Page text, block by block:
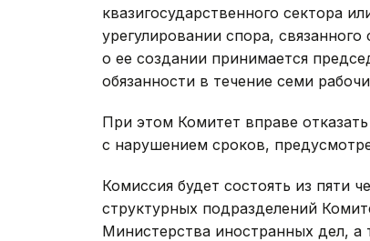
квазигосударственного сектора
урегулировании спора,
о ее создании принимается
обязанности в течение семи
При этом Комитет вправе
с нарушением сроков,
Комиссия будет состоять из пяти
структурных подразделений
Министерства иностранных дел, а